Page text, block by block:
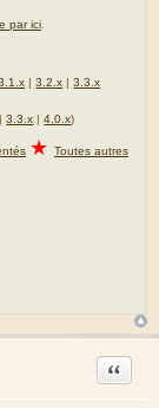
par ici
|3.2.x |3.3.x
|3.3.x |4.0.x)
★ Toutes autres
Citation